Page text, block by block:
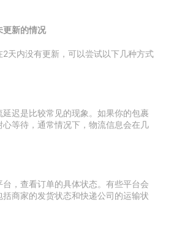
更新的情况
天内没有更新，可以尝试以下几种方式
迟是比较常见的现象。如果你的包裹
等待，通常情况下，物流信息会在几
，查看订单的具体状态。有些平台会
商家的发货状态和快递公司的运输状